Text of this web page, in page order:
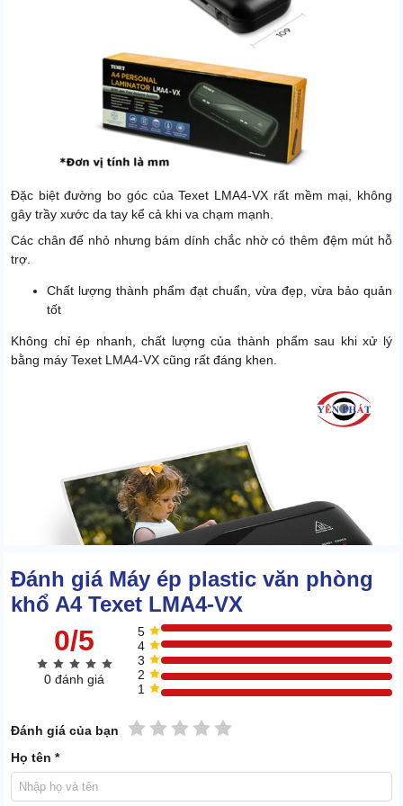
Đặc biệt đường bo góc của Texet LMA4-VX rất mềm mại, không
gây trầy xước da tay kể cả khi va chạm mạnh.
Các chân đế nhỏ nhưng bám dính chắc nhờ có thêm đệm mút hỗ
trợ.
Chất lượng thành phẩm đạt chuẩn, vừa đẹp, vừa bảo quản
tốt
Không chỉ ép nhanh, chất lượng của thành phẩm sau khi xử lý
bằng máy Texet LMA4-VX cũng rất đáng khen.
Bề mặt màng ép siêu mịn, không có các lỗ khí nhỏ. Đường viền
dập nổi và liên kết cực khít giữa 2 màng ép, tối ưu hiệu quả bảo
Đánh giá Máy ép plastic văn phòng
khổ A4 Texet LMA4-VX
0/5
0 đánh giá
5
4
3
2
1
Đánh giá của bạn 5 sao
4 sao
3 sao
2 sao
1 sao
Họ tên *